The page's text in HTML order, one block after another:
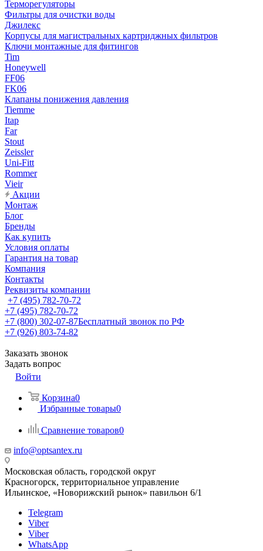
Терморегуляторы
Фильтры для очистки воды
Джилекс
Корпусы для магистральных картриджных фильтров
Ключи монтажные для фитингов
Tim
Honeywell
FF06
FK06
Клапаны понижения давления
Tiemme
Itap
Far
Stout
Zeissler
Uni-Fitt
Rommer
Vieir
Акции
Монтаж
Блог
Бренды
Как купить
Условия оплаты
Гарантия на товар
Компания
Контакты
Реквизиты компании
+7 (495) 782-70-72
+7 (495) 782-70-72
+7 (800) 302-07-87Бесплатный звонок по РФ
+7 (926) 803-74-82
Заказать звонок
Задать вопрос
Войти
Корзина0
Избранные товары0
Сравнение товаров0
info@optsantex.ru
Московская область, городской округ
Красногорск, территориальное управление
Ильинское, «Новорижский рынок» павильон 6/1
Telegram
Viber
Viber
WhatsApp